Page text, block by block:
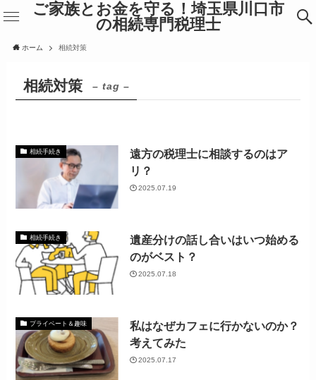
ご家族とお金を守る！埼玉県川口市
の相続専門税理士
ホーム 相続対策
相続対策 – tag –
相続手続き
遠方の税理士に相談するのはア
リ？
2025.07.19
相続手続き
遺産分けの話し合いはいつ始める
のがベスト？
2025.07.18
プライベート＆趣味
私はなぜカフェに行かないのか？
考えてみた
2025.07.17